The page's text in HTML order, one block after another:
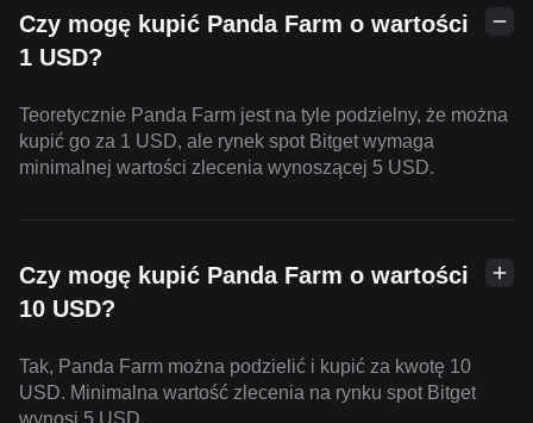
Czy mogę kupić Panda Farm o wartości
1 USD?
Teoretycznie Panda Farm jest na tyle podzielny, że można
kupić go za 1 USD, ale rynek spot Bitget wymaga
minimalnej wartości zlecenia wynoszącej 5 USD.
Czy mogę kupić Panda Farm o wartości
10 USD?
Tak, Panda Farm można podzielić i kupić za kwotę 10
USD. Minimalna wartość zlecenia na rynku spot Bitget
wynosi 5 USD.